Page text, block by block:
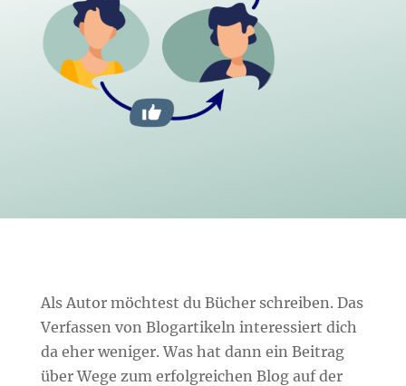
Als Autor möchtest du Bücher schreiben. Das
Verfassen von Blogartikeln interessiert dich
da eher weniger. Was hat dann ein Beitrag
über Wege zum erfolgreichen Blog auf der